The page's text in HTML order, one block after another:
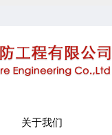
关于我们